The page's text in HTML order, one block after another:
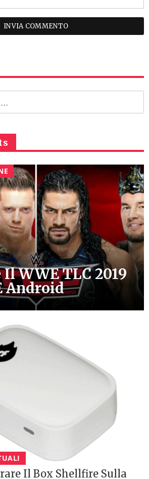
WWE TLC 2019
Android
Il Box Shellfire Sulla